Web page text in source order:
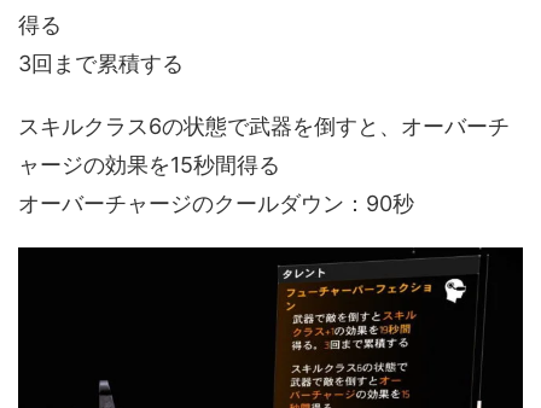
得る
3回まで累積する
スキルクラス6の状態で武器を倒すと、オーバーチ
ャージの効果を15秒間得る
オーバーチャージのクールダウン：90秒